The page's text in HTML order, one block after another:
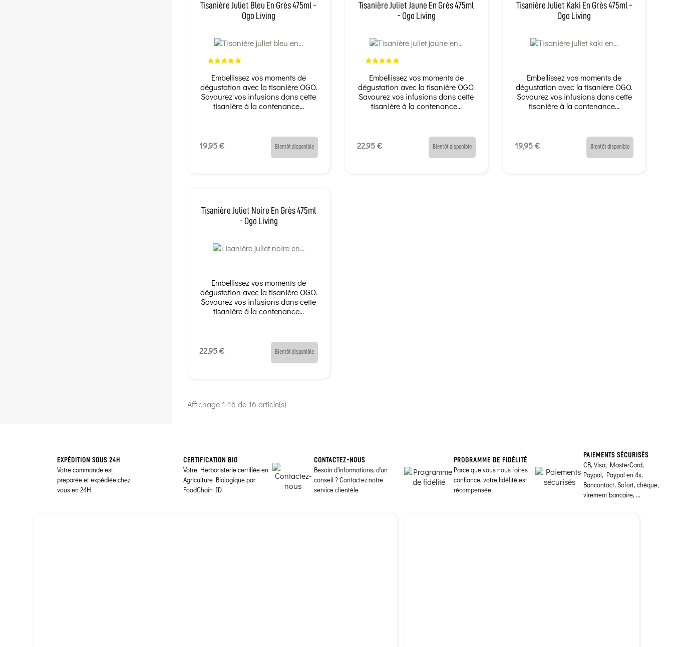
Tisanière Juliet Bleu En Grès 475ml -
Ogo Living
Embellissez vos moments de
dégustation avec la tisanière OGO.
Savourez vos infusions dans cette
tisanière à la contenance...
19,95 € Bientôt disponible
Tisanière Juliet Jaune En Grès 475ml
- Ogo Living
Embellissez vos moments de
dégustation avec la tisanière OGO.
Savourez vos infusions dans cette
tisanière à la contenance...
22,95 € Bientôt disponible
Tisanière Juliet Kaki En Grès 475ml -
Ogo Living
Embellissez vos moments de
dégustation avec la tisanière OGO.
Savourez vos infusions dans cette
tisanière à la contenance...
19,95 € Bientôt disponible
Tisanière Juliet Noire En Grès 475ml
- Ogo Living
Embellissez vos moments de
dégustation avec la tisanière OGO.
Savourez vos infusions dans cette
tisanière à la contenance...
22,95 € Bientôt disponible
Affichage 1-16 de 16 article(s)
EXPÉDITION SOUS 24H
Votre commande est
preparée et expédiée chez
vous en 24H
CERTIFICATION BIO
Votre Herboristerie certifiée en
Agriculture Biologique par
FoodChain ID
CONTACTEZ-NOUS
Besoin d'informations, d'un
conseil ? Contactez notre
service clientèle
PROGRAMME DE FIDÉLITÉ
Parce que vous nous faites
confiance, votre fidélité est
récompensée
PAIEMENTS SÉCURISÉS
CB, Visa, MasterCard,
Paypal, Paypal en 4x,
Bancontact, Sofort, chèque,
virement bancaire, ...